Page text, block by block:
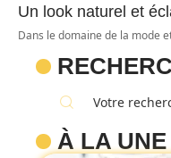
Un look naturel et
Dans le domaine de la mode
À LA UNE